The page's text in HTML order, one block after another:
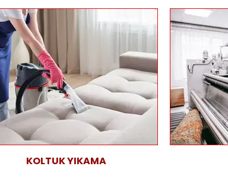
KOLTUK YIKAMA